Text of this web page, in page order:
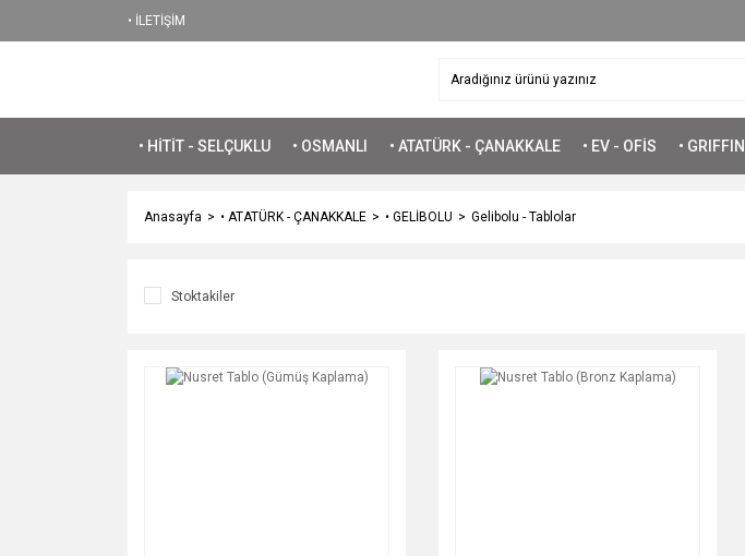
• İLETİŞİM
• HİTİT - SELÇUKLU • OSMANLI • ATATÜRK - ÇANAKKALE • EV - OFİS • GRIFFIN
Anasayfa • ATATÜRK - ÇANAKKALE • GELİBOLU Gelibolu - Tablolar
Stoktakiler